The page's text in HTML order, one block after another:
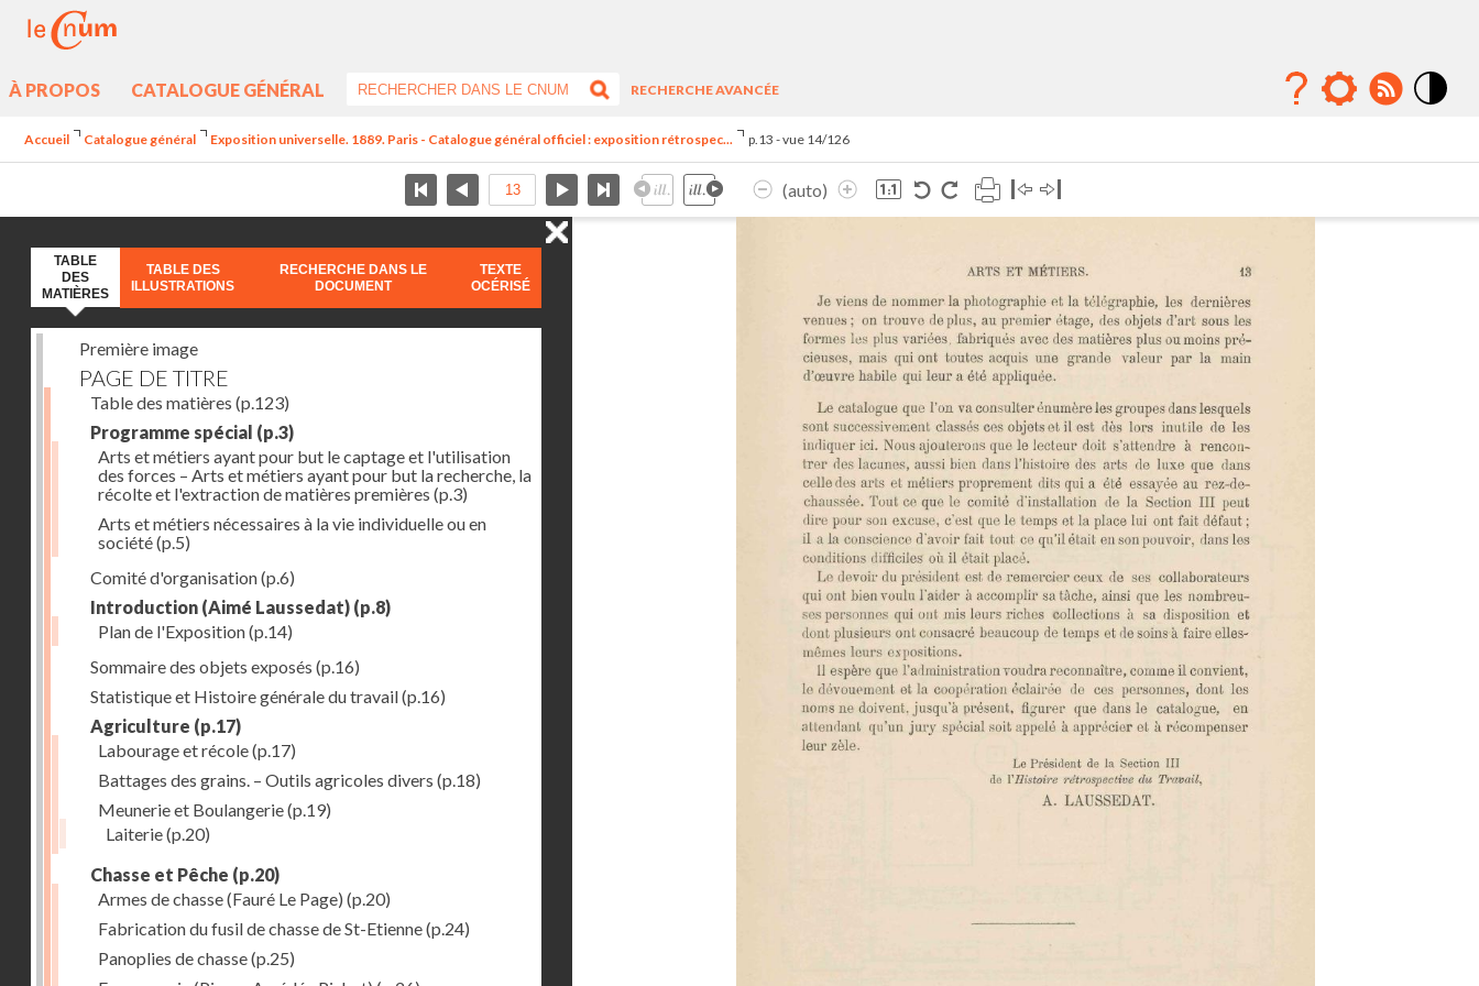
À PROPOS CATALOGUE GÉNÉRAL
RECHERCHE AVANCÉE
Accueil Catalogue général Exposition universelle. 1889. Paris - Catalogue général officiel : exposition rétrospec... p.13 - vue 14/126
(auto)
TABLE
DES
MATIÈRES
TABLE DES
ILLUSTRATIONS
RECHERCHE DANS LE
DOCUMENT
TEXTE
OCÉRISÉ
Première image
PAGE DE TITRE
Table des matières (p.123)
Programme spécial (p.3)
Arts et métiers ayant pour but le captage et l'utilisation
des forces – Arts et métiers ayant pour but la recherche, la
récolte et l'extraction de matières premières (p.3)
Arts et métiers nécessaires à la vie individuelle ou en
société(p.5)
Comité d'organisation(p.6)
Introduction (Aimé Laussedat) (p.8)
Plan de l'Exposition(p.14)
Sommaire des objets exposés (p.16)
Statistique et Histoire générale du travail(p.16)
Agriculture (p.17)
Labourage et récole(p.17)
Battages des grains. – Outils agricoles divers (p.18)
Meunerie et Boulangerie(p.19)
Laiterie(p.20)
Chasse et Pêche (p.20)
Armes de chasse (Fauré Le Page) (p.20)
Fabrication du fusil de chasse de St-Etienne(p.24)
Panoplies de chasse(p.25)